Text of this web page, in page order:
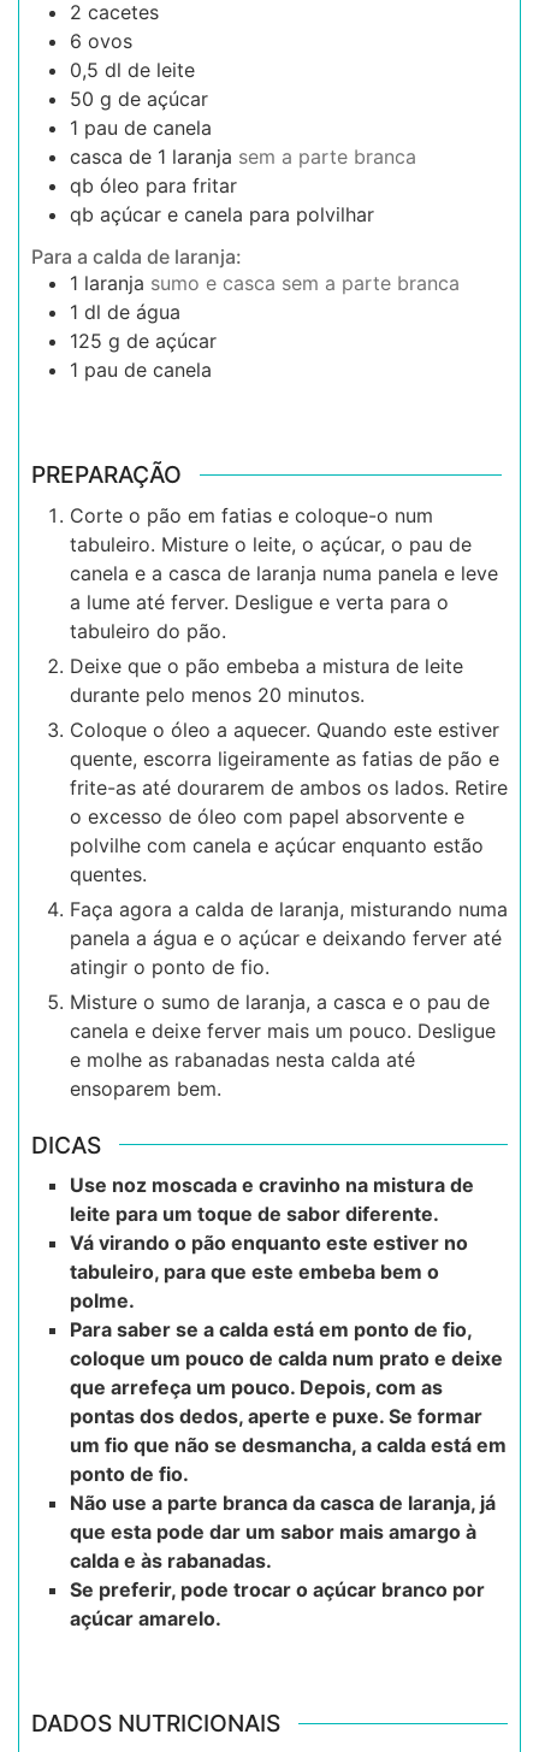
2 cacetes
6 ovos
0,5 dl de leite
50 g de açúcar
1 pau de canela
casca de 1 laranja sem a parte branca
qb óleo para fritar
qb açúcar e canela para polvilhar
Para a calda de laranja:
1 laranja sumo e casca sem a parte branca
1 dl de água
125 g de açúcar
1 pau de canela
PREPARAÇÃO
Corte o pão em fatias e coloque-o num
tabuleiro. Misture o leite, o açúcar, o pau de
canela e a casca de laranja numa panela e leve
a lume até ferver. Desligue e verta para o
tabuleiro do pão.
Deixe que o pão embeba a mistura de leite
durante pelo menos 20 minutos.
Coloque o óleo a aquecer. Quando este estiver
quente, escorra ligeiramente as fatias de pão e
frite-as até dourarem de ambos os lados. Retire
o excesso de óleo com papel absorvente e
polvilhe com canela e açúcar enquanto estão
quentes.
Faça agora a calda de laranja, misturando numa
panela a água e o açúcar e deixando ferver até
atingir o ponto de fio.
Misture o sumo de laranja, a casca e o pau de
canela e deixe ferver mais um pouco. Desligue
e molhe as rabanadas nesta calda até
ensoparem bem.
DICAS
Use noz moscada e cravinho na mistura de
leite para um toque de sabor diferente.
Vá virando o pão enquanto este estiver no
tabuleiro, para que este embeba bem o
polme.
Para saber se a calda está em ponto de fio,
coloque um pouco de calda num prato e deixe
que arrefeça um pouco. Depois, com as
pontas dos dedos, aperte e puxe. Se formar
um fio que não se desmancha, a calda está em
ponto de fio.
Não use a parte branca da casca de laranja, já
que esta pode dar um sabor mais amargo à
calda e às rabanadas.
Se preferir, pode trocar o açúcar branco por
açúcar amarelo.
DADOS NUTRICIONAIS